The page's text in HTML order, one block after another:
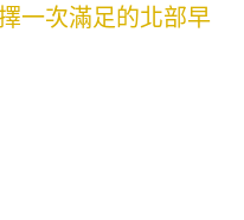
一次滿足的北部早